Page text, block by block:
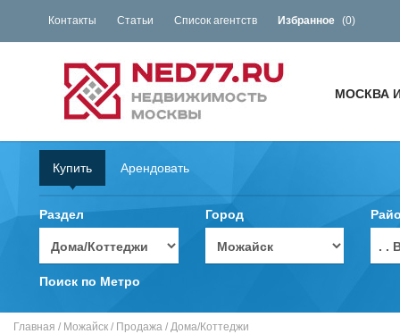
Контакты Статьи Список агентств Избранное (0)
МОСКВА
Купить Арендовать
Раздел Город
. .
Поиск по Метро
Главная / Можайск / Продажа / Дома/Коттеджи